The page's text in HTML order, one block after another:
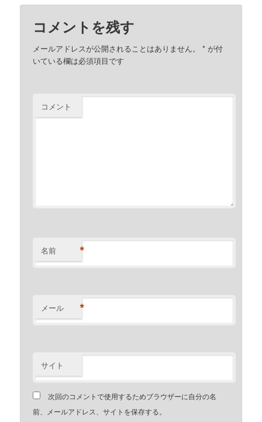
コメントを残す
メールアドレスが公開されることはありません。 * が付
いている欄は必須項目です
コメント
名前 *
メール *
サイト
次回のコメントで使用するためブラウザーに自分の名
前、メールアドレス、サイトを保存する。